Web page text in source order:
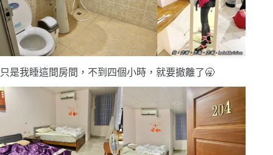
只是我睡這間房間，不到四個小時，就要撤離了🥱